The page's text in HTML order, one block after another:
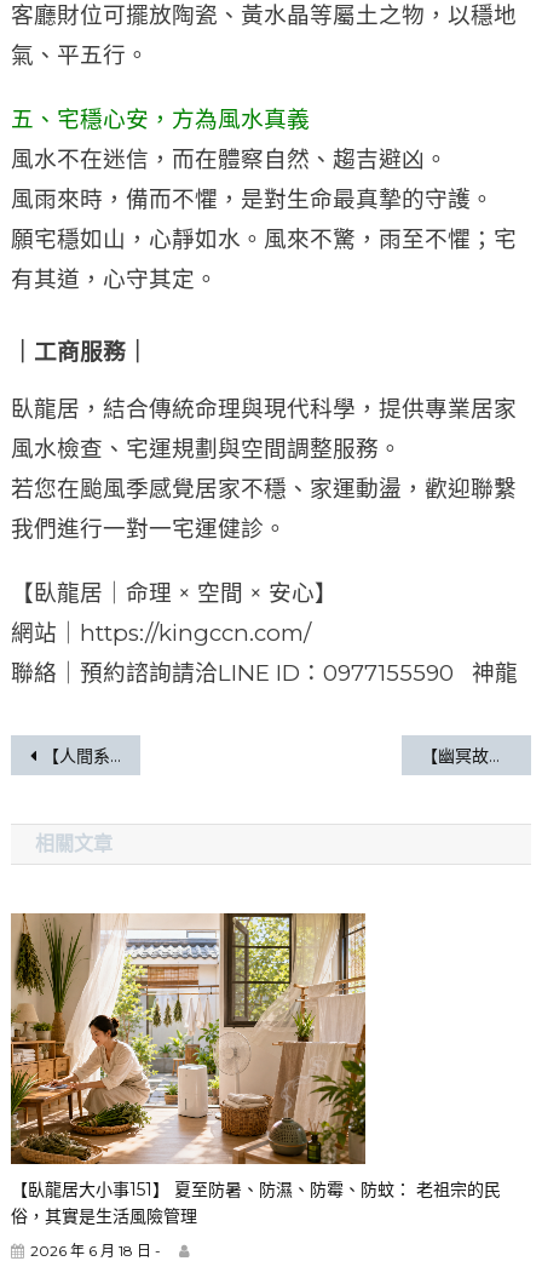
客廳財位可擺放陶瓷、黃水晶等屬土之物，以穩地
氣、平五行。
五、宅穩心安，方為風水真義
風水不在迷信，而在體察自然、趨吉避凶。
風雨來時，備而不懼，是對生命最真摯的守護。
願宅穩如山，心靜如水。風來不驚，雨至不懼；宅
有其道，心守其定。
｜工商服務｜
臥龍居，結合傳統命理與現代科學，提供專業居家
風水檢查、宅運規劃與空間調整服務。
若您在颱風季感覺居家不穩、家運動盪，歡迎聯繫
我們進行一對一宅運健診。
【臥龍居｜命理 × 空間 × 安心】
網站｜https://kingccn.com/
聯絡｜預約諮詢請洽LINE ID：0977155590 神龍
【人間系列010】與陽光同行 【幽冥故事112】暗夜孤燈
相關文章
【臥龍居大小事151】 夏至防暑、防濕、防霉、防蚊： 老祖宗的民
俗，其實是生活風險管理
2026 年 6 月 18 日 -